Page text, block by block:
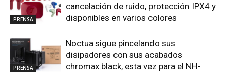
PRENSA
cancelación de ruido, protección IPX4 y
disponibles en varios colores
PRENSA
Noctua sigue pincelando sus
disipadores con sus acabados
chromax.black, esta vez para el NH-